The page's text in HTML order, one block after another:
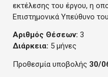
εκτέλεσης του έργου, η
Επιστημονικά Υπεύθυνο
Αριθμός Θέσεων: 3
Διάρκεια: 5 μήνες
Προθεσμία υποβολής 30/